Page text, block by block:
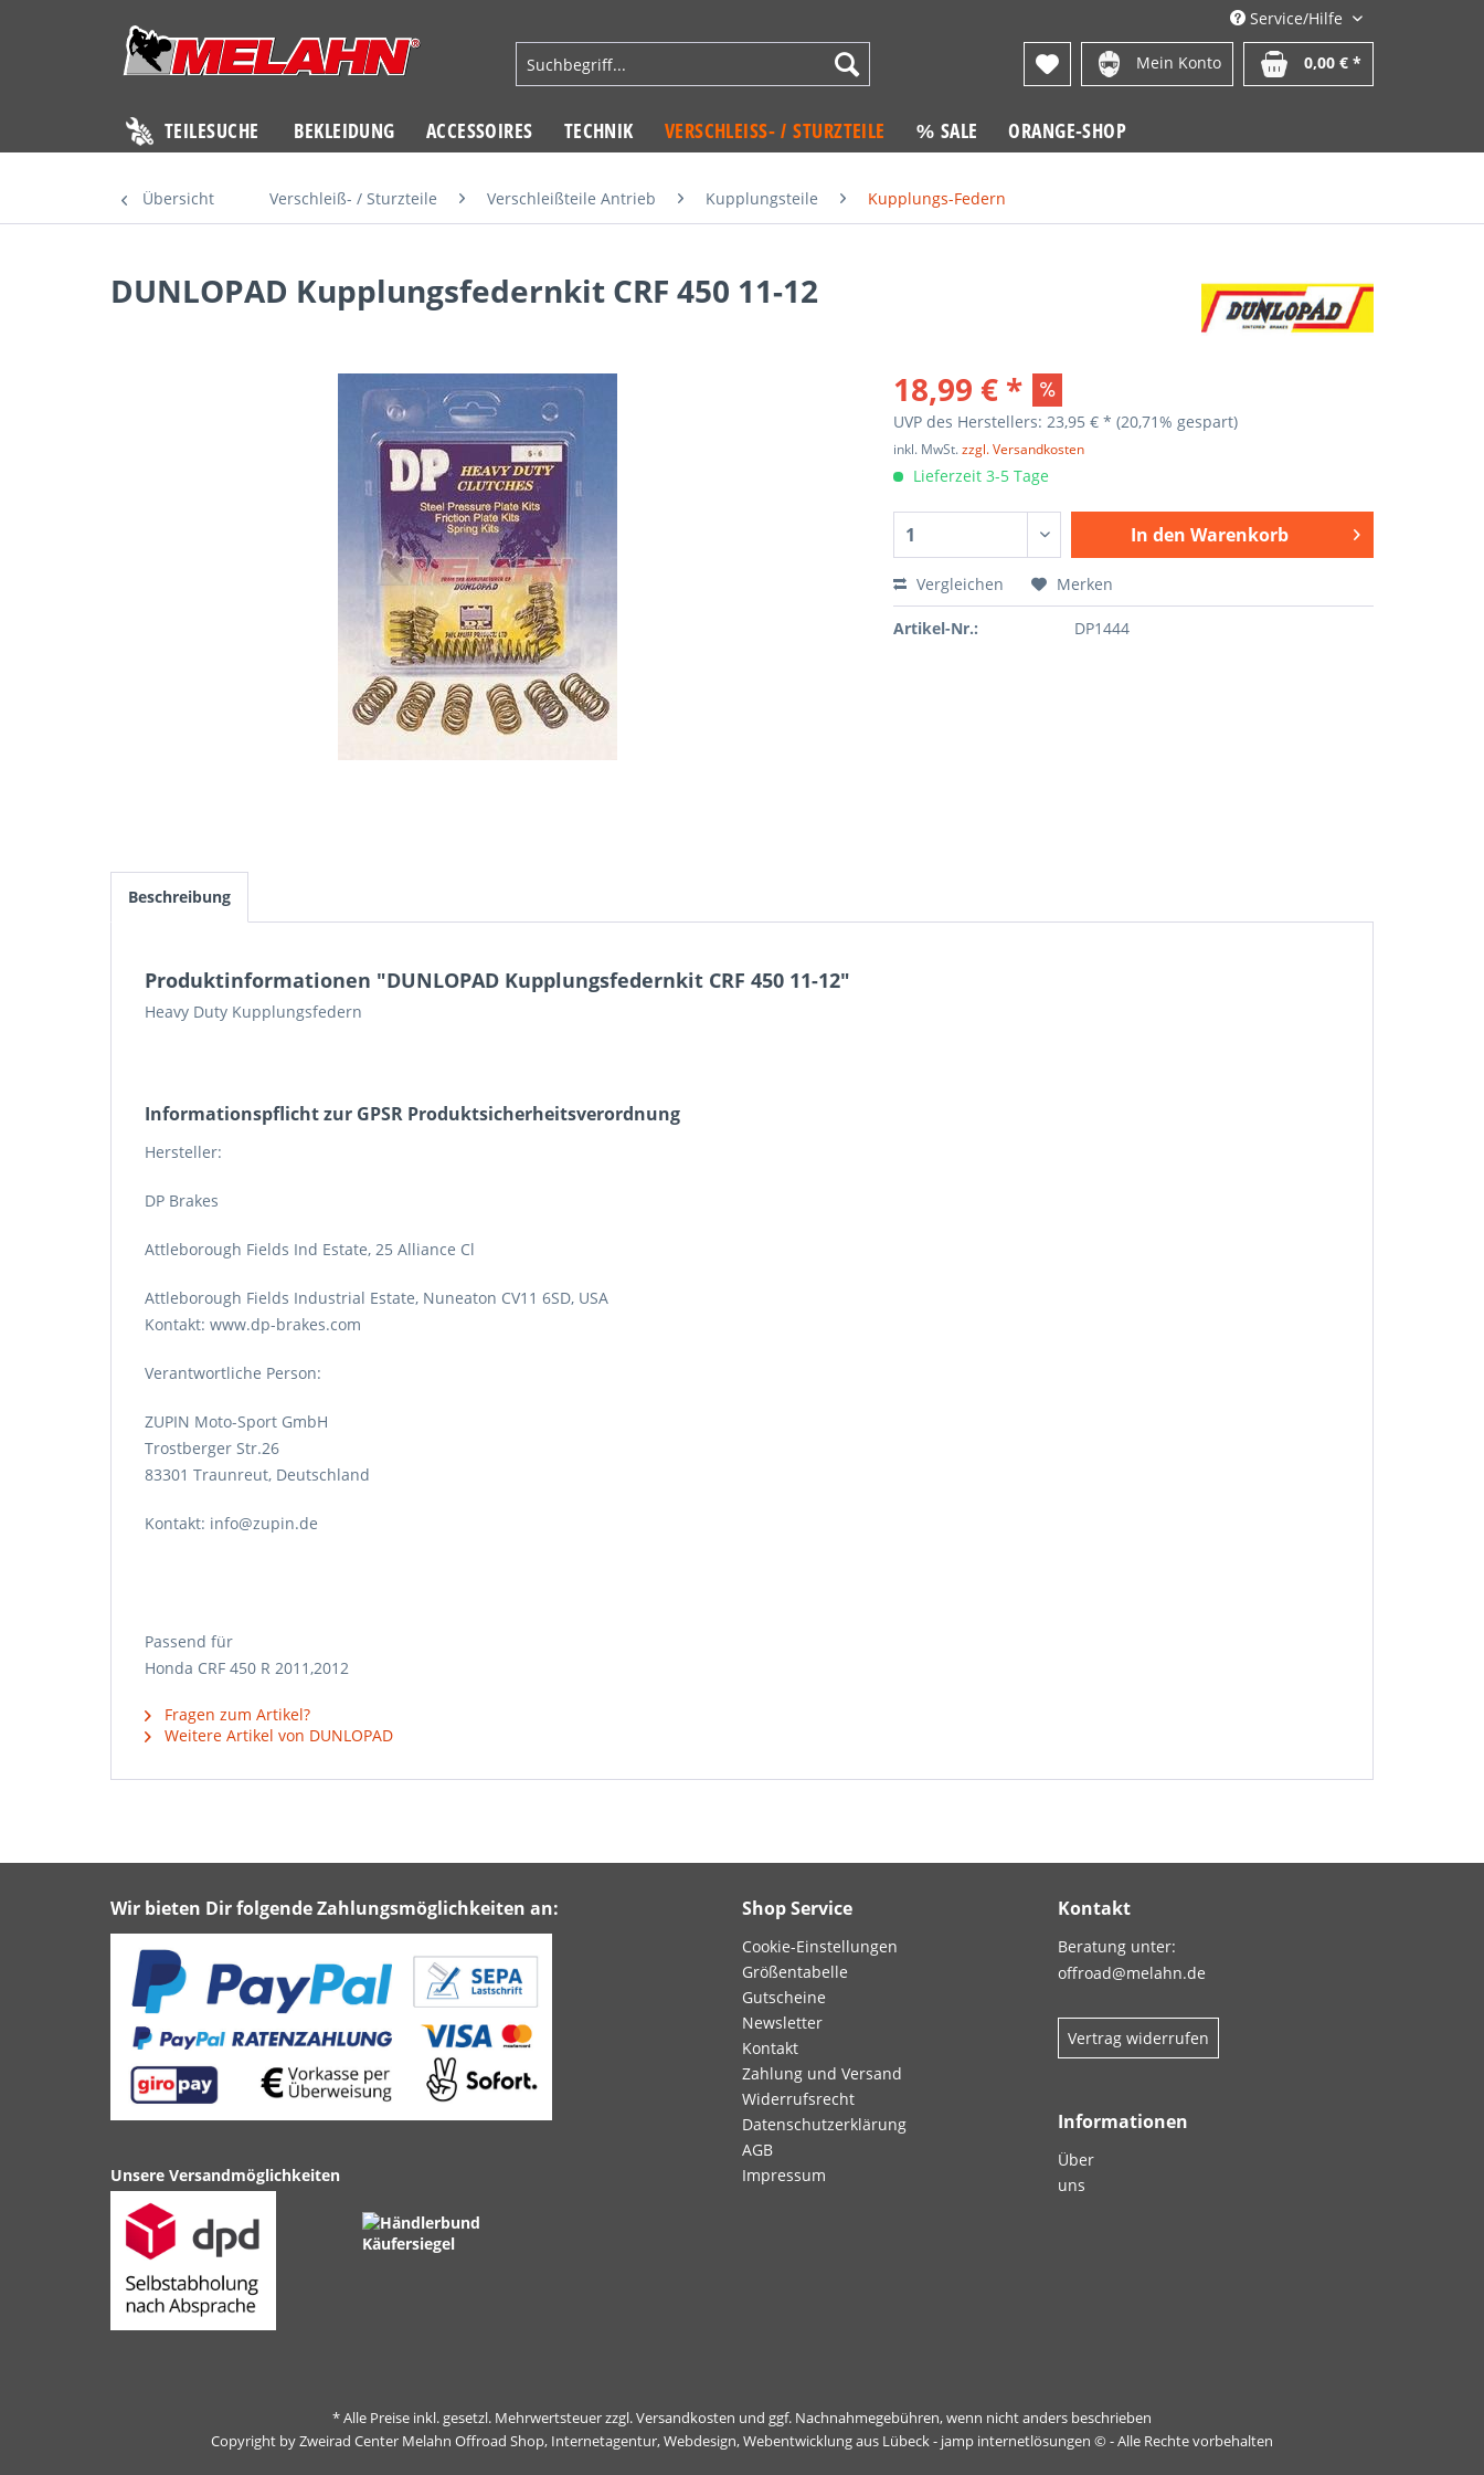
Service/Hilfe
Mein Konto 0,00 € *
TEILESUCHE BEKLEIDUNG ACCESSOIRES TECHNIK VERSCHLEISS- / STURZTEILE % SALE ORANGE-SHOP
Übersicht Verschleiß- / Sturzteile Verschleißteile Antrieb Kupplungsteile Kupplungs-Federn
DUNLOPAD Kupplungsfedernkit CRF 450 11-12
18,99 € *
UVP des Herstellers: 23,95 € *(20,71% gespart)
inkl. MwSt.zzgl. Versandkosten
Lieferzeit 3-5 Tage
In den Warenkorb
Vergleichen Merken
Artikel-Nr.: DP1444
Beschreibung
Produktinformationen "DUNLOPAD Kupplungsfedernkit CRF 450 11-12"
Heavy Duty Kupplungsfedern
Informations­pflicht zur GPSR Produktsicherheits­verordnung
Hersteller:
DP Brakes
Attleborough Fields Ind Estate, 25 Alliance Cl
Attleborough Fields Industrial Estate, Nuneaton CV11 6SD, USA
Kontakt: www.dp-brakes.com
Verantwortliche Person:
ZUPIN Moto-Sport GmbH
Trostberger Str.26
83301 Traunreut, Deutschland
Kontakt: info@zupin.de
Passend für
Honda CRF 450 R 2011,2012
Fragen zum Artikel?
Weitere Artikel von DUNLOPAD
Wir bieten Dir folgende Zahlungsmöglichkeiten an:
Unsere Versandmöglichkeiten
Shop Service
Cookie-Einstellungen
Größentabelle
Gutscheine
Newsletter
Kontakt
Zahlung und Versand
Widerrufsrecht
Datenschutzerklärung
AGB
Impressum
Kontakt
Beratung unter:
offroad@melahn.de
Vertrag widerrufen
Informationen
Über
uns
* Alle Preise inkl. gesetzl. Mehrwertsteuer zzgl.Versandkosten und ggf. Nachnahmegebühren, wenn nicht anders beschrieben
Copyright by Zweirad Center Melahn Offroad Shop, Internetagentur, Webdesign, Webentwicklung aus Lübeck - jamp internetlösungen © - Alle Rechte vorbehalten